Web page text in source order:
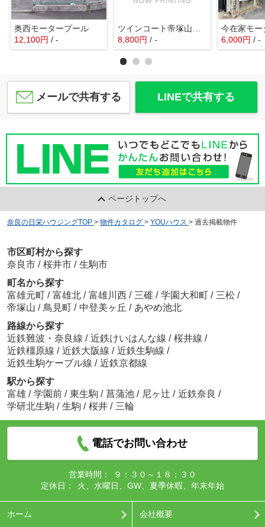
奥西モータープール
12,100円 / -
8,800円 / -
今在家モー
6,000円 / -
メールで共有する LINEで共有する
ページトップへ
奈良の日栄ハウジングTOP > 物件カタログ > YOUハウス > 過去掲載物件
市区町村から探す
奈良市 / 桜井市 / 生駒市
町名から探す
富雄元町 / 富雄北 / 富雄川西 / 三碓 / 学園大和町 / 三松 /
帝塚山 / 鳥見町 / 中登美ヶ丘 / あやめ池北
路線から探す
近鉄難波・奈良線 / 近鉄けいはんな線 / 桜井線 /
近鉄橿原線 / 近鉄大阪線 / 近鉄生駒線 /
近鉄生駒ケーブル線 / 近鉄京都線
駅から探す
富雄 / 学園前 / 東生駒 / 菖蒲池 / 尼ヶ辻 / 近鉄奈良 /
学研北生駒 / 生駒 / 桜井 / 三輪
電話でお問い合わせ
営業時間：
９：３０～１８：３０
定休日：
火、水曜日、GW、夏季休暇、年末年始
ホーム 会社概要